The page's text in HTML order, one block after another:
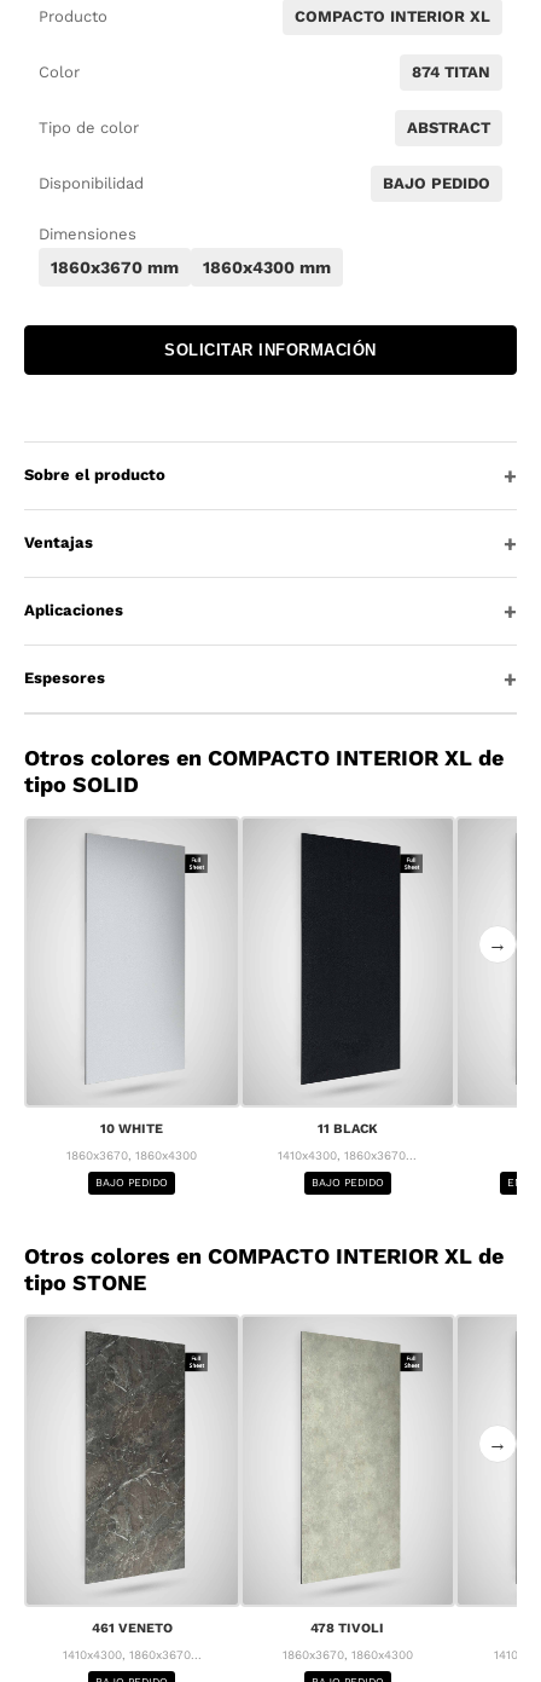
Producto COMPACTO INTERIOR XL
Color 874 TITAN
Tipo de color ABSTRACT
Disponibilidad BAJO PEDIDO
Dimensiones
1860x3670 mm 1860x4300 mm
SOLICITAR INFORMACIÓN
Sobre el producto
Ventajas
Aplicaciones
Espesores
Otros colores en COMPACTO INTERIOR XL de
tipo SOLID
10 WHITE
1860x3670, 1860x4300
BAJO PEDIDO
11 BLACK
1410x4300, 1860x3670...
BAJO PEDIDO
→
Otros colores en COMPACTO INTERIOR XL de
tipo STONE
461 VENETO
1410x4300, 1860x3670...
478 TIVOLI
1860x3670, 1860x4300
→